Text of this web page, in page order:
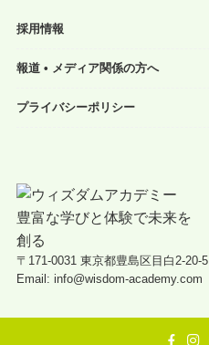
採用情報
報道 • メディア関係の方へ
プライバシーポリシー
〒171-0031 東京都豊島区目白2-20-5
Email: info@wisdom-academy.com